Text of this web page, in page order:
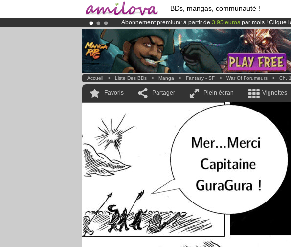
BDs, mangas, communauté !
Abonnement premium: à partir de 3.95 euros par mois ! Clique
LeKickstarter Amilova est désormais lancé!.
Déjà 134393membreset 1208BDs & Mangas!
Accueil > Liste Des BDs > Manga > Fantasy - SF > War Of Forumeurs > Ch. 1
Favoris Partager Plein écran Vignettes